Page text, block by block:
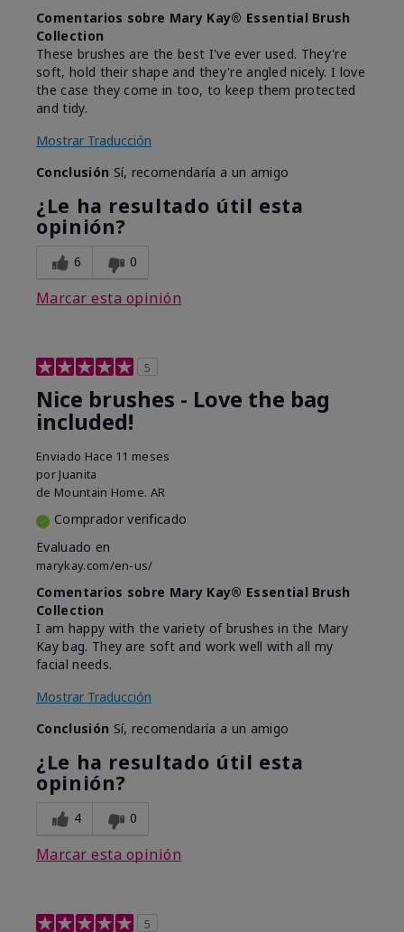
Comentarios sobre Mary Kay® Essential Brush
Collection
These brushes are the best I've ever used. They're
soft, hold their shape and they're angled nicely. I love
the case they come in too, to keep them protected
and tidy.
Mostrar Traducción
Conclusión Sí, recomendaría a un amigo
¿Le ha resultado útil esta
opinión?
6 0
Marcar esta opinión
5
Nice brushes - Love the bag
included!
Enviado Hace 11 meses
por Juanita
de Mountain Home. AR
Comprador verificado
Evaluado en
marykay.com/en-us/
Comentarios sobre Mary Kay® Essential Brush
Collection
I am happy with the variety of brushes in the Mary
Kay bag. They are soft and work well with all my
facial needs.
Mostrar Traducción
Conclusión Sí, recomendaría a un amigo
¿Le ha resultado útil esta
opinión?
4 0
Marcar esta opinión
5